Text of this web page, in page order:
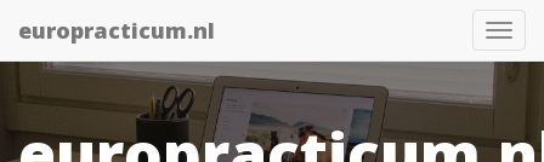
europracticum.nl